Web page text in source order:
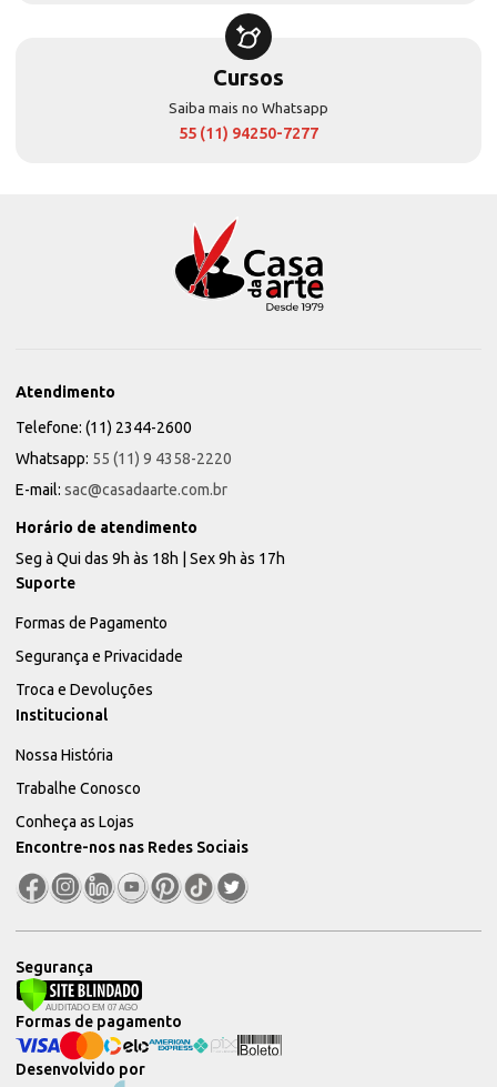
Cursos
Saiba mais no Whatsapp
55 (11) 94250-7277
Atendimento
Telefone: (11) 2344-2600
Whatsapp: 55 (11) 9 4358-2220
E-mail: sac@casadaarte.com.br
Horário de atendimento
Seg à Qui das 9h às 18h | Sex 9h às 17h
Suporte
Formas de Pagamento
Segurança e Privacidade
Troca e Devoluções
Institucional
Nossa História
Trabalhe Conosco
Conheça as Lojas
Encontre-nos nas Redes Sociais
Segurança
Desenvolvido por
Formas de pagamento